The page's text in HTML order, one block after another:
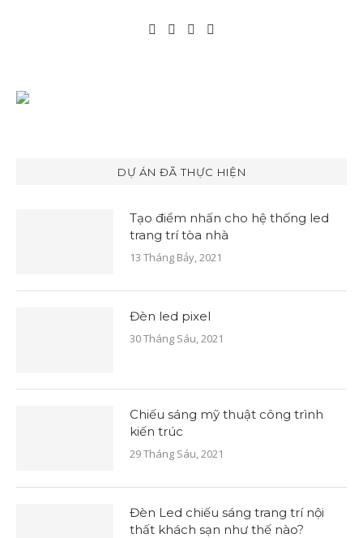
DỰ ÁN ĐÃ THỰC HIỆN
Tạo điểm nhấn cho hệ thống led
trang trí tòa nhà
13 Tháng Bảy, 2021
Đèn led pixel
30 Tháng Sáu, 2021
Chiếu sáng mỹ thuật công trình
kiến trúc
29 Tháng Sáu, 2021
Đèn Led chiếu sáng trang trí nội
thất khách sạn như thế nào?